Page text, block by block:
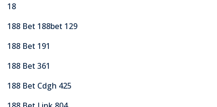
18
188 Bet 188bet 129
188 Bet 191
188 Bet 361
188 Bet Cdgh 425